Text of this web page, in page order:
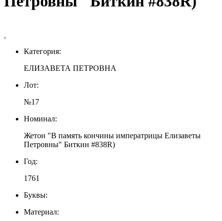
Категория:
ЕЛИЗАВЕТА ПЕТРОВНА
Лот:
№17
Номинал:
Жетон "В память кончины императрицы Елизаветы
Петровны" Биткин #838R)
Год:
1761
Буквы:
Материал: